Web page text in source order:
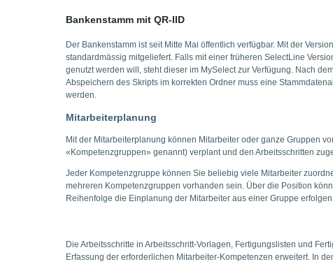
Bankenstamm mit QR-IID
Der Bankenstamm ist seit Mitte Mai öffentlich verfügbar. Mit der
standardmässig mitgeliefert. Falls mit einer früheren SelectLine
genutzt werden will, steht dieser im MySelect zur Verfügung. Nach
Abspeichern des Skripts im korrekten Ordner muss eine
werden.
Mitarbeiterplanung
Mit der Mitarbeiterplanung können Mitarbeiter oder ganze Gruppen
«Kompetenzgruppen» genannt) verplant und den Arbeitsschritten
Jeder Kompetenzgruppe können Sie beliebig viele Mitarbeiter
mehreren Kompetenzgruppen vorhanden sein. Über die Position
Reihenfolge die Einplanung der Mitarbeiter aus einer Gruppe
Die Arbeitsschritte in Arbeitsschritt-Vorlagen, Fertigungslisten und
Erfassung der erforderlichen Mitarbeiter-Kompetenzen erweitert. In